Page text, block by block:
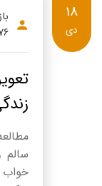
سالم
خواب
18
دی